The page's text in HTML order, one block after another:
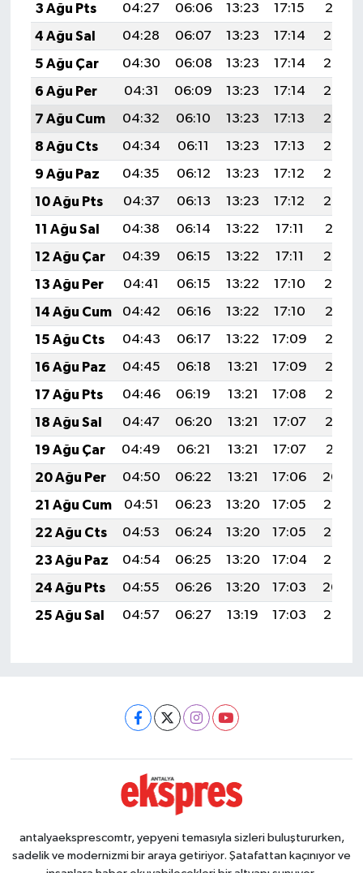
3 Ağu Pts
04:27 06:06 13:23 17:15
20:31
4 Ağu Sal
04:28 06:07 13:23 17:14
20:29
5 Ağu Çar
04:30 06:08 13:23 17:14
20:28
6 Ağu Per
04:31 06:09 13:23 17:14
20:27
7 Ağu Cum
04:32 06:10 13:23 17:13
20:26
8 Ağu Cts
04:34 06:11 13:23 17:13
20:25
9 Ağu Paz
04:35 06:12 13:23 17:12
20:24
10 Ağu Pts
04:37 06:13 13:23 17:12
20:22
11 Ağu Sal
04:38 06:14 13:22 17:11
20:21
12 Ağu Çar
04:39 06:15 13:22 17:11
20:20
13 Ağu Per
04:41 06:15 13:22 17:10
20:19
14 Ağu Cum
04:42 06:16 13:22 17:10
20:17
15 Ağu Cts
04:43 06:17 13:22 17:09
20:16
16 Ağu Paz
04:45 06:18 13:21 17:09
20:15
17 Ağu Pts
04:46 06:19 13:21 17:08
20:13
18 Ağu Sal
04:47 06:20 13:21 17:07
20:12
19 Ağu Çar
04:49 06:21 13:21 17:07
20:11
20 Ağu Per
04:50 06:22 13:21 17:06
20:09
21 Ağu Cum
04:51 06:23 13:20 17:05
20:08
22 Ağu Cts
04:53 06:24 13:20 17:05
20:06
23 Ağu Paz
04:54 06:25 13:20 17:04
20:05
24 Ağu Pts
04:55 06:26 13:20 17:03
20:04
25 Ağu Sal
04:57 06:27 13:19 17:03 20:02
antalyaeksprescomtr, yepyeni temasıyla sizleri buluştururken,
sadelik ve modernizmi bir araya getiriyor. Şatafattan kaçınıyor ve